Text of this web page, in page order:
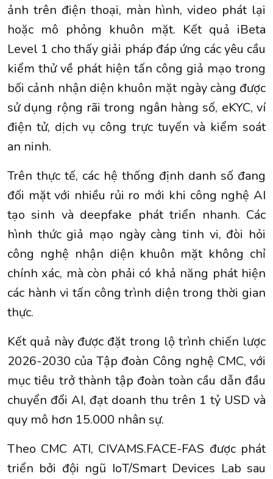
ảnh trên điện thoại, màn hình, video phát lại
hoặc mô phỏng khuôn mặt. Kết quả iBeta
Level 1 cho thấy giải pháp đáp ứng các yêu cầu
kiểm thử về phát hiện tấn công giả mạo trong
bối cảnh nhận diện khuôn mặt ngày càng được
sử dụng rộng rãi trong ngân hàng số, eKYC, ví
điện tử, dịch vụ công trực tuyến và kiểm soát
an ninh.
Trên thực tế, các hệ thống định danh số đang
đối mặt với nhiều rủi ro mới khi công nghệ AI
tạo sinh và deepfake phát triển nhanh. Các
hình thức giả mạo ngày càng tinh vi, đòi hỏi
công nghệ nhận diện khuôn mặt không chỉ
chính xác, mà còn phải có khả năng phát hiện
các hành vi tấn công trình diện trong thời gian
thực.
Kết quả này được đặt trong lộ trình chiến lược
2026-2030 của Tập đoàn Công nghệ CMC, với
mục tiêu trở thành tập đoàn toàn cầu dẫn đầu
chuyển đổi AI, đạt doanh thu trên 1 tỷ USD và
quy mô hơn 15.000 nhân sự.
Theo CMC ATI, CIVAMS.FACE-FAS được phát
triển bởi đội ngũ IoT/Smart Devices Lab sau